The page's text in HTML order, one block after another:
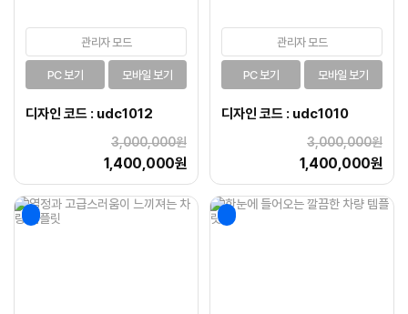
관리자 모드
PC 보기 모바일 보기
디자인 코드 : udc1012
3,000,000원
1,400,000원
관리자 모드
PC 보기 모바일 보기
디자인 코드 : udc1010
3,000,000원
1,400,000원